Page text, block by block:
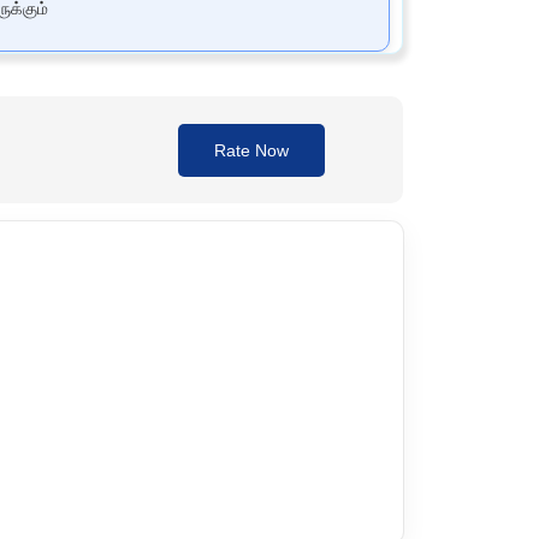
பங்கு வகிக்கிறது. கொலஸ்ட்ரால் உற்பத்தியை
உதவுகிறது. இதனால் மொத்த இதய
மருத்துவரின் அறிவுரையைப் பின்பற்றவும், கூறிய
Rate Now